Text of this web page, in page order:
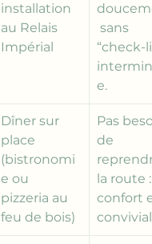
installation
au Relais
Impérial
sans
“check-
e.
Dîner sur
place
(bistronomi
e ou
pizzeria au
feu de bois)
Pas
de
la route :
confort